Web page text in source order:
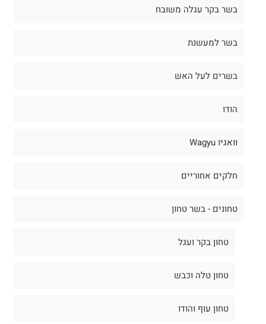
בשר בקר עגלה משובח
בשר למעשנת
בשרים לעל האש
הודו
וואגיו Wagyu
חלקים אחוריים
טחונים - בשר טחון
טחון בקר ועגל
טחון טלה וכבש
טחון עוף והודו